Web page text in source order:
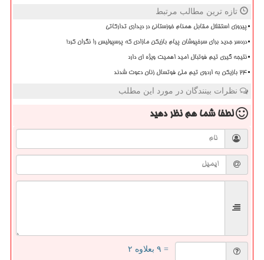
تازه ترین مطالب مرتبط
پیروزی استقلال مقابل همنام خوزستانی در دیداری تدارکاتی
دردسر جدید برای سرخپوشان پیام بازیکن مازادی که پرسپولیس را نگران کرد!
نتیجه گیری تیم فوتبال امید اهمیت ویژه ای دارد
۲۴ بازیکن به اردوی تیم ملی فوتسال زنان دعوت شدند
نظرات بینندگان در مورد این مطلب
لطفا شما همنظر دهید
= ۹ بعلاوه ۲